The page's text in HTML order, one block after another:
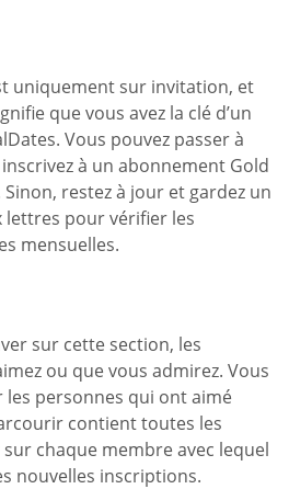
uniquement sur invitation, et
que vous avez la clé d’un
Vous pouvez passer à
à un abonnement Gold
restez à jour et gardez un
pour vérifier les
mensuelles.
sur cette section, les
ou que vous admirez. Vous
les personnes qui ont aimé
contient toutes les
chaque membre avec lequel
nouvelles inscriptions.